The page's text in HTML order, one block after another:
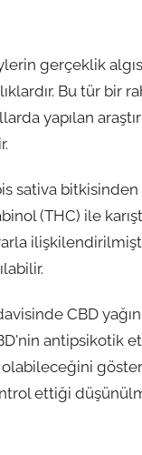
gerçeklik
Bu tür bir
yapılan
sativa
(THC) ile
CBD
olabileceğini
ettiği